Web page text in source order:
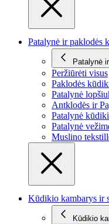
Patalynė ir paklodės
Patalynė
Peržiūrėti visus
Paklodės
Patalynė
Antklodės ir
Patalynė
Patalynė
Muslino
Kūdikio kambarys ir
Kūdikio